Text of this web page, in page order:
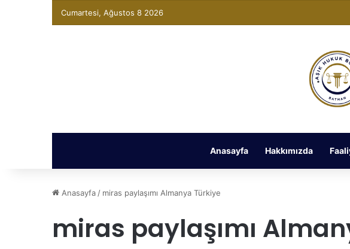
Cumartesi, Ağustos 8 2026
Anasayfa Hakkımızda
Anasayfa / miras paylaşımı Almanya Türkiye
miras paylaşımı